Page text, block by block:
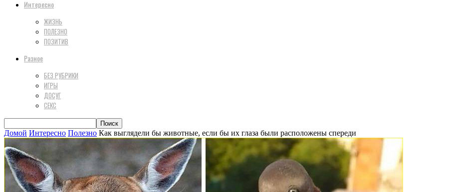
Интересно
ЖИЗНЬ
ПОЛЕЗНО
ПОЗИТИВ
Разное
БЕЗ РУБРИКИ
ИГРЫ
ДОСУГ
СЕКС
Домой Интересно Полезно Как выглядели бы животные, если бы их глаза были расположены спереди